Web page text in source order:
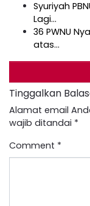
Syuriyah
Lagi…
36 PWNU
atas…
Tinggalkan
Alamat email
wajib ditandai *
Comment *